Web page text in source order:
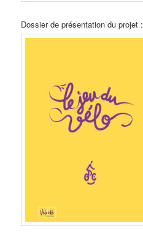
Dossier de présentation du projet :